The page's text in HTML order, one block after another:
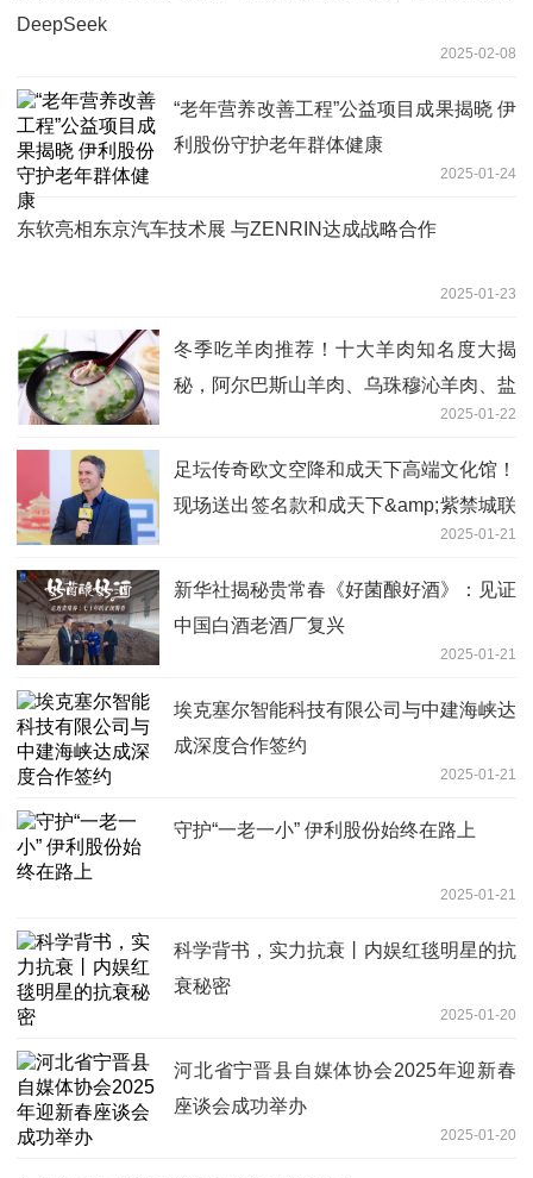
DeepSeek
2025-02-08
“老年营养改善工程”公益项目成果揭晓 伊
利股份守护老年群体健康
2025-01-24
东软亮相东京汽车技术展 与ZENRIN达成战略合作
2025-01-23
冬季吃羊肉推荐！十大羊肉知名度大揭
秘，阿尔巴斯山羊肉、乌珠穆沁羊肉、盐
2025-01-22
足坛传奇欧文空降和成天下高端文化馆！
现场送出签名款和成天下&amp;紫禁城联
2025-01-21
新华社揭秘贵常春《好菌酿好酒》：见证
中国白酒老酒厂复兴
2025-01-21
埃克塞尔智能科技有限公司与中建海峡达
成深度合作签约
2025-01-21
守护“一老一小” 伊利股份始终在路上
2025-01-21
科学背书，实力抗衰丨内娱红毯明星的抗
衰秘密
2025-01-20
河北省宁晋县自媒体协会2025年迎新春
座谈会成功举办
2025-01-20